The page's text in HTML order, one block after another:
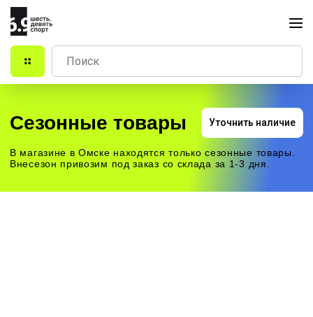
Сезонные товары
В магазине в Омске находятся только сезонные товары.
Внесезон привозим под заказ со склада за 1-3 дня.